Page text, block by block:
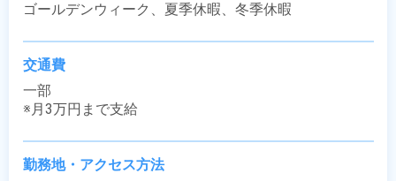
ゴールデンウィーク、夏季休暇、冬季休暇
交通費
一部
※月3万円まで支給
勤務地・アクセス方法